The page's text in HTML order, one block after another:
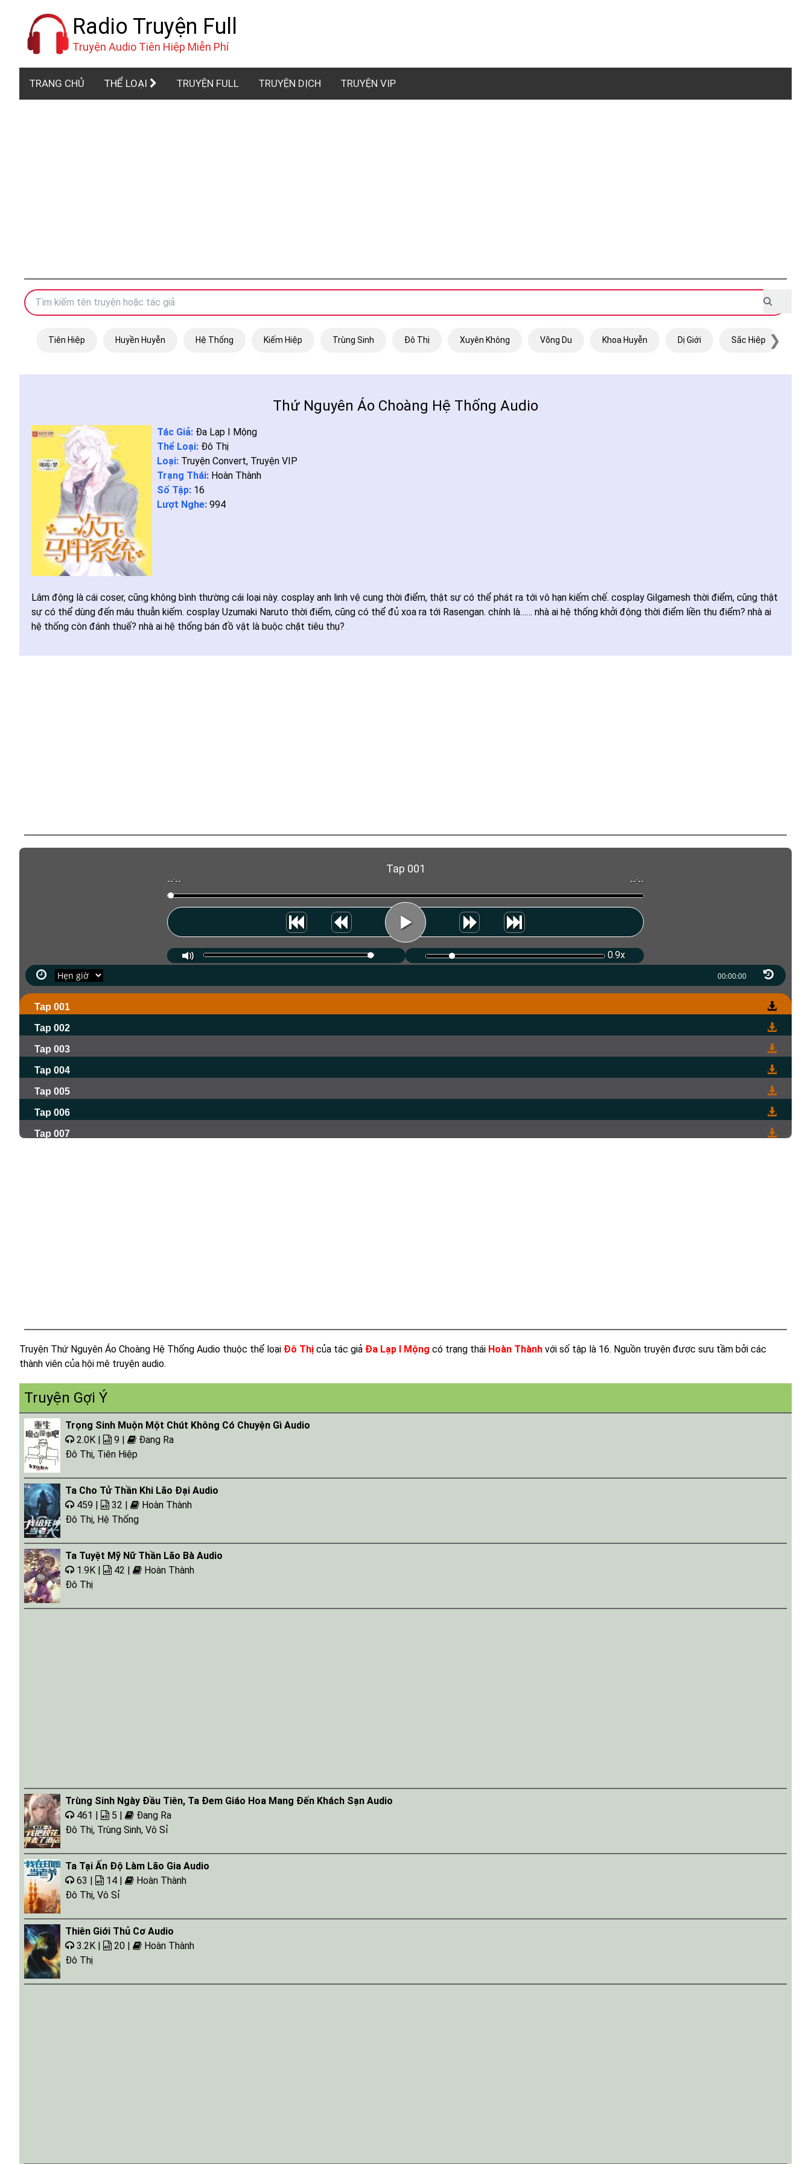
Radio Truyện Full
Truyện Audio Tiên Hiệp Miễn Phí
TRANG CHỦ THỂ LOẠI TRUYỆN FULL TRUYỆN DỊCH TRUYỆN VIP
Tiên Hiệp Huyền Huyễn Hệ Thống Kiếm Hiệp Trùng Sinh Đô Thị Xuyên Không Võng Du Khoa Huyễn Dị Giới Sắc Hiệp ❯
Thứ Nguyên Áo Choàng Hệ Thống Audio
Tác Giả: Đa Lạp I Mộng
Thể Loại: Đô Thị
Loại: Truyện Convert, Truyện VIP
Trạng Thái: Hoàn Thành
Số Tập: 16
Lượt Nghe: 994
Lâm động là cái coser, cũng không bình thường cái loại này. cosplay anh linh vệ cung thời điểm, thật sự có thể phát ra tới vô hạn kiếm chế. cosplay Gilgamesh thời điểm, cũng thật
sự có thể dùng đến mâu thuẫn kiếm. cosplay Uzumaki Naruto thời điểm, cũng có thể đủ xoa ra tới Rasengan. chính là…… nhà ai hệ thống khởi động thời điểm liền thu điểm? nhà ai
hệ thống còn đánh thuế? nhà ai hệ thống bán đồ vật là buộc chặt tiêu thụ?
Tap 001
--:-- --:--
0.9x
Tap 001
Tap 002
Tap 003
Tap 004
Tap 005
Tap 006
Tap 007
Truyện Thứ Nguyên Áo Choàng Hệ Thống Audio thuộc thể loại Đô Thị của tác giả Đa Lạp I Mộng có trạng thái Hoàn Thành với số tập là 16. Nguồn truyện được sưu tầm bởi các
thành viên của hội mê truyện audio.
Truyện Gợi Ý
Trọng Sinh Muộn Một Chút Không Có Chuyện Gì Audio
2.0K |
9 |
Đang Ra
Đô Thị, Tiên Hiệp
Ta Cho Tử Thần Khi Lão Đại Audio
459 |
32 |
Hoàn Thành
Đô Thị, Hệ Thống
Ta Tuyệt Mỹ Nữ Thần Lão Bà Audio
1.9K |
42 |
Hoàn Thành
Đô Thị
Trùng Sinh Ngày Đầu Tiên, Ta Đem Giáo Hoa Mang Đến Khách Sạn Audio
461 |
5 |
Đang Ra
Đô Thị, Trùng Sinh, Vô Sỉ
Ta Tại Ấn Độ Làm Lão Gia Audio
63 |
14 |
Hoàn Thành
Đô Thị, Vô Sỉ
Thiên Giới Thủ Cơ Audio
3.2K |
20 |
Hoàn Thành
Đô Thị